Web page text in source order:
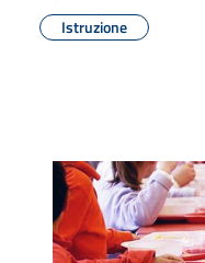
Istruzione